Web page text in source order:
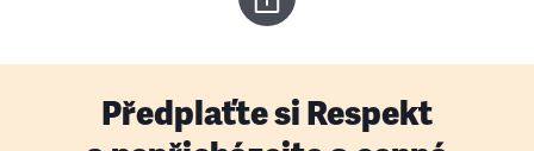
Předplaťte si Respekt